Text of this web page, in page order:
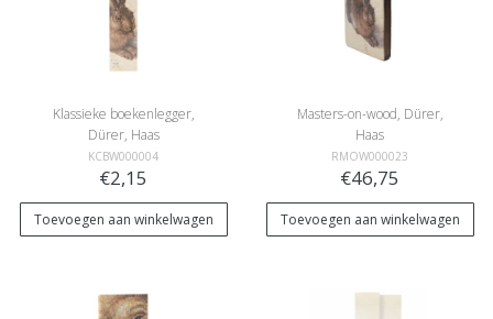
Klassieke boekenlegger,
Dürer, Haas
KCBW000004
€2,15
Toevoegen aan winkelwagen
Masters-on-wood, Dürer,
Haas
RMOW000023
€46,75
Toevoegen aan winkelwagen